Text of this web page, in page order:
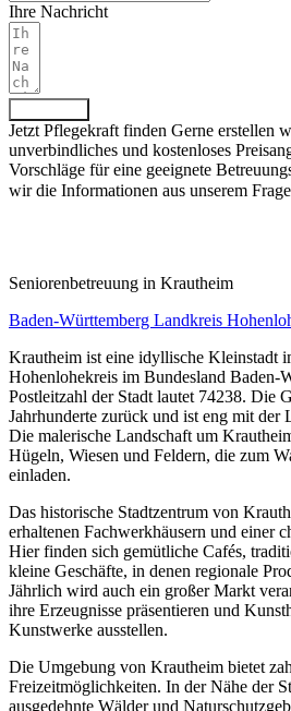
Ihre Nachricht
Jetzt Pflegekraft finden Gerne erstellen
unverbindliches und kostenloses
Vorschläge für eine geeignete
wir die Informationen aus unserem
Senioren­betreuung in Krautheim
Baden-Württemberg Landkreis
Krautheim ist eine idyllische Kleinstadt
Hohenlohekreis im Bundesland Baden-
Postleitzahl der Stadt lautet 74238. Die
Jahrhunderte zurück und ist eng mit der
Die malerische Landschaft um
Hügeln, Wiesen und Feldern, die zum
einladen.
Das historische Stadtzentrum von
erhaltenen Fachwerkhäusern und einer
Hier finden sich gemütliche Cafés,
kleine Geschäfte, in denen regionale
Jährlich wird auch ein großer Markt
ihre Erzeugnisse präsentieren und
Kunstwerke ausstellen.
Die Umgebung von Krautheim bietet
Freizeitmöglichkeiten. In der Nähe der
ausgedehnte Wälder und